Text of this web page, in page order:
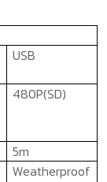
USB
480P(SD)
5m
Weatherproof